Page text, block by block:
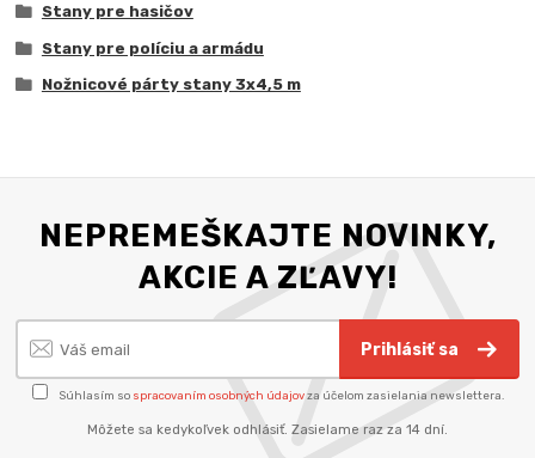
Stany pre hasičov
Stany pre políciu a armádu
Nožnicové párty stany 3x4,5 m
NEPREMEŠKAJTE NOVINKY,
AKCIE A ZĽAVY!
Prihlásiť sa
Súhlasím so spracovaním osobných údajovza účelom zasielania newslettera.
Môžete sa kedykoľvek odhlásiť. Zasielame raz za 14 dní.